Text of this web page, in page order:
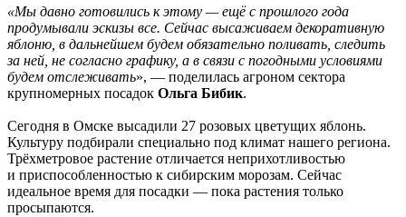
«Мы давно готовились к этому — ещё с прошлого года
продумывали эскизы все. Сейчас высаживаем декоративную
яблоню, в дальнейшем будем обязательно поливать, следить
за ней, не согласно графику, а в связи с погодными условиями
будем отслеживать», — поделилась агроном сектора
крупномерных посадок Ольга Бибик.
Сегодня в Омске высадили 27 розовых цветущих яблонь.
Культуру подбирали специально под климат нашего региона.
Трёхметровое растение отличается неприхотливостью
и приспособленностью к сибирским морозам. Сейчас
идеальное время для посадки — пока растения только
просыпаются.